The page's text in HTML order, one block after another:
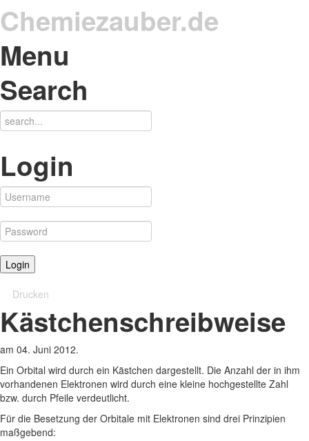
Chemiezauber.de
Menu
Search
Login
Drucken
Kästchenschreibweise
am 04. Juni 2012.
Ein Orbital wird durch ein Kästchen dargestellt. Die Anzahl der in ihm
vorhandenen Elektronen wird durch eine kleine hochgestellte Zahl
bzw. durch Pfeile verdeutlicht.
Für die Besetzung der Orbitale mit Elektronen sind drei Prinzipien
maßgebend: